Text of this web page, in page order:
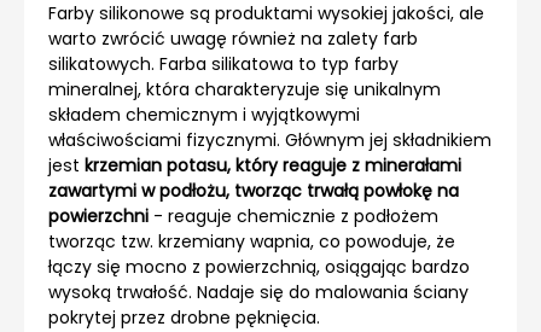
Farby silikonowe są produktami wysokiej jakości, ale
warto zwrócić uwagę również na zalety farb
silikatowych. Farba silikatowa to typ farby
mineralnej, która charakteryzuje się unikalnym
składem chemicznym i wyjątkowymi
właściwościami fizycznymi. Głównym jej składnikiem
jest krzemian potasu, który reaguje z minerałami
zawartymi w podłożu, tworząc trwałą powłokę na
powierzchni - reaguje chemicznie z podłożem
tworząc tzw. krzemiany wapnia, co powoduje, że
łączy się mocno z powierzchnią, osiągając bardzo
wysoką trwałość. Nadaje się do malowania ściany
pokrytej przez drobne pęknięcia.